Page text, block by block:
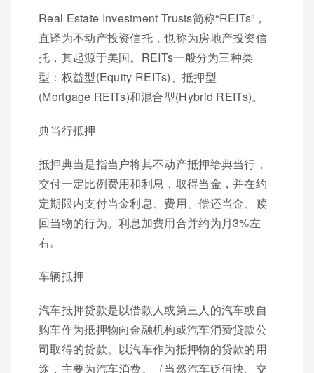
Real Estate Investment Trusts简称“REITs”，
直译为不动产投资信托，也称为房地产投资信
托，其起源于美国。REITs一般分为三种类
型：权益型(Equity REITs)、抵押型
(Mortgage REITs)和混合型(Hybrid REITs)。
典当行抵押
抵押典当是指当户将其不动产抵押给典当行，
交付一定比例费用和利息，取得当金，并在约
定期限内支付当金利息、费用、偿还当金、赎
回当物的行为。利息加费用合并约为月3%左
右。
车辆抵押
汽车抵押贷款是以借款人或第三人的汽车或自
购车作为抵押物向金融机构或汽车消费贷款公
司取得的贷款。以汽车作为抵押物的贷款的用
途，主要为汽车消费。（当然汽车贬值快、交